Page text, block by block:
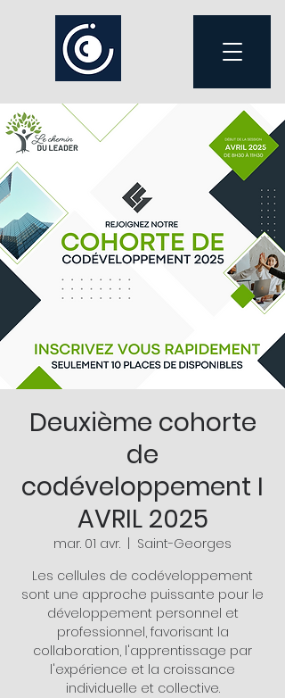
Deuxième cohorte
de
codéveloppement I
AVRIL 2025
mar. 01 avr.
Saint-Georges
Les cellules de codéveloppement
sont une approche puissante pour le
développement personnel et
professionnel, favorisant la
collaboration, l'apprentissage par
l'expérience et la croissance
individuelle et collective.